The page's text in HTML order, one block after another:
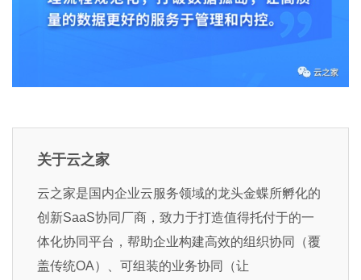
关于云之家
云之家是国内企业云服务领域的龙头金蝶所孵化的
创新SaaS协同厂商，致力于打造值得托付于的一
体化协同平台，帮助企业构建高效的组织协同（覆
盖传统OA）、可组装的业务协同（让